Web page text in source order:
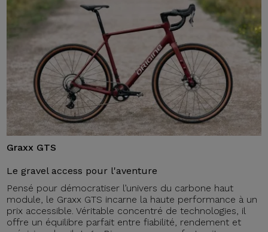
Graxx GTS
Le gravel access pour l'aventure
Pensé pour démocratiser l’univers du carbone haut
module, le Graxx GTS incarne la haute performance à un
prix accessible. Véritable concentré de technologies, il
offre un équilibre parfait entre fiabilité, rendement et